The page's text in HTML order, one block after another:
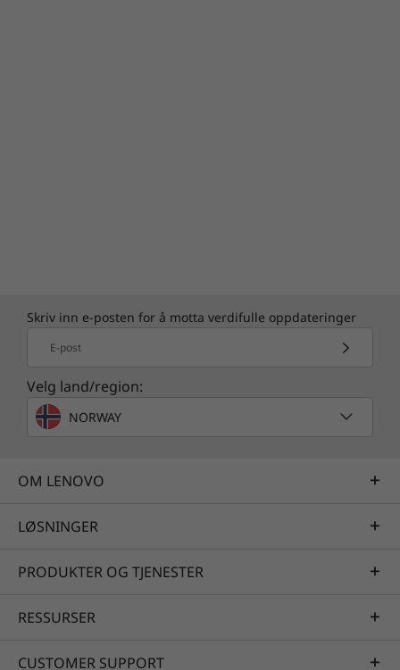
Skriv inn e-posten for å motta verdifulle oppdateringer
E-post
Velg land/region:
NORWAY
OM LENOVO
LØSNINGER
PRODUKTER OG TJENESTER
RESSURSER
CUSTOMER SUPPORT